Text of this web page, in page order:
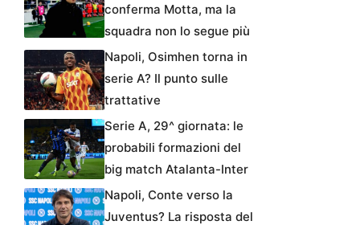
conferma Motta, ma la
squadra non lo segue più
Napoli, Osimhen torna in
serie A? Il punto sulle
trattative
Serie A, 29^ giornata: le
probabili formazioni del
big match Atalanta-Inter
Napoli, Conte verso la
Juventus? La risposta del